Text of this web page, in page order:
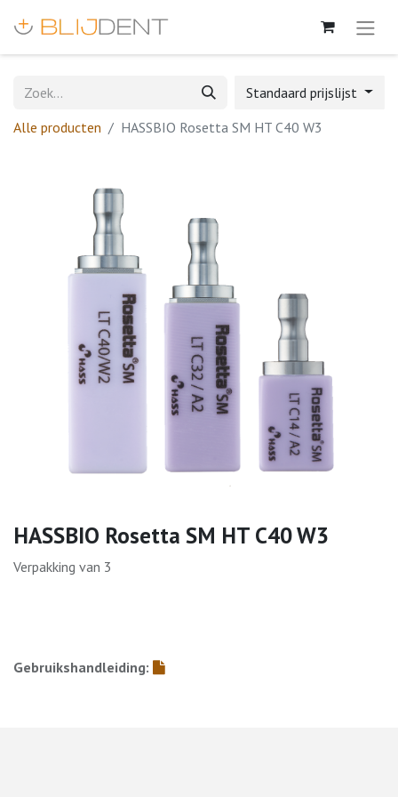
Standaard prijslijst
Alle producten
HASSBIO Rosetta SM HT C40 W3
HASSBIO Rosetta SM HT C40 W3
Verpakking van 3
Gebruikshandleiding: